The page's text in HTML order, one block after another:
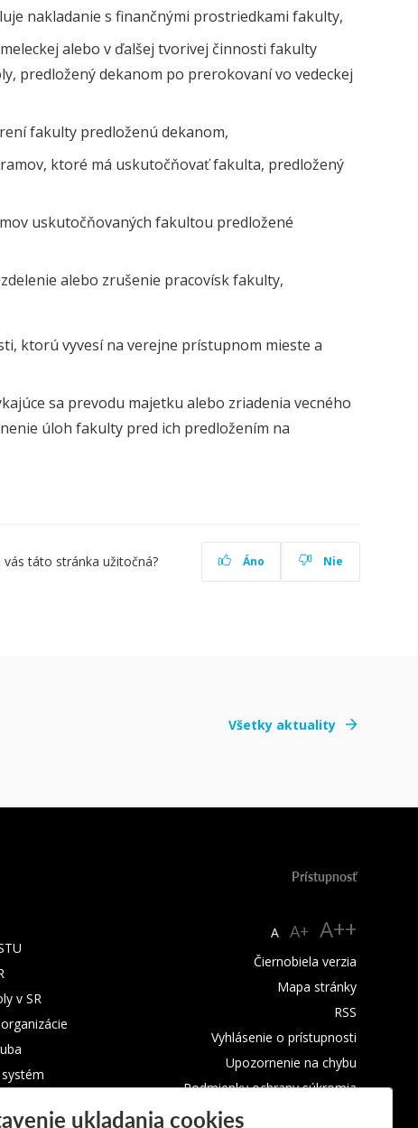
nakladanie s finančnými prostriedkami fakulty,
alebo v ďalšej tvorivej činnosti fakulty
predložený dekanom po prerokovaní vo vedeckej
fakulty predloženú dekanom,
ktoré má uskutočňovať fakulta, predložený
uskutočňovaných fakultou predložené
alebo zrušenie pracovísk fakulty,
ktorú vyvesí na verejne prístupnom mieste a
sa prevodu majetku alebo zriadenia vecného
úloh fakulty pred ich predložením na
vás táto stránka užitočná? Áno Nie
Všetky aktuality
v SR
Prístupnosť
A A+ A++
Čiernobiela verzia
Mapa stránky
RSS
Vyhlásenie o prístupnosti
Upozornenie na chybu
Podmienky ochrany súkromia
ukladania cookies